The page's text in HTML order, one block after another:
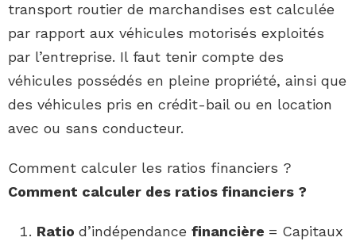
transport routier de marchandises est calculée
par rapport aux véhicules motorisés exploités
par l’entreprise. Il faut tenir compte des
véhicules possédés en pleine propriété, ainsi que
des véhicules pris en crédit-bail ou en location
avec ou sans conducteur.
Comment calculer les ratios financiers ?
Comment calculer des ratios financiers ?
Ratio d’indépendance financière = Capitaux